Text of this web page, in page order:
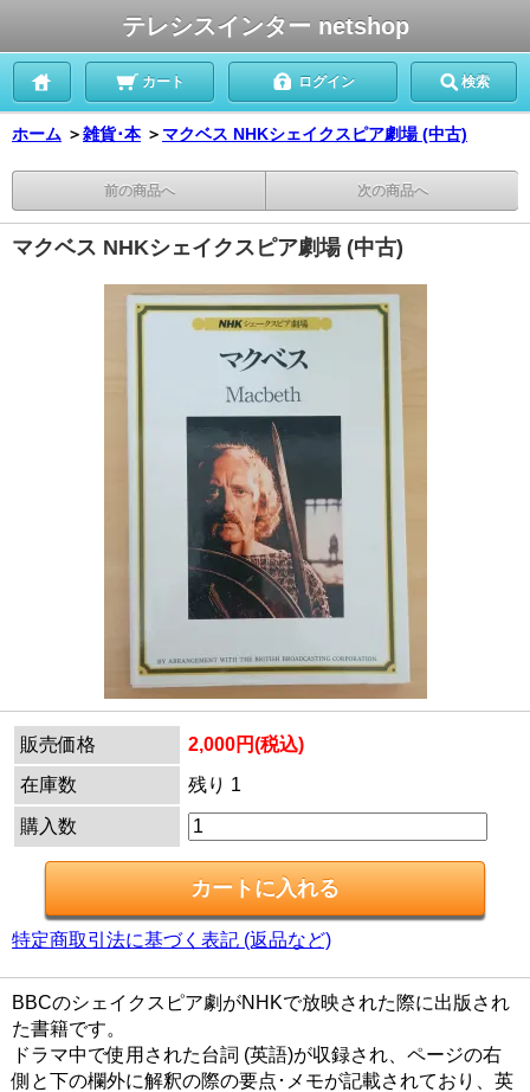
テレシスインター netshop
カート ログイン 検索
ホーム ＞雑貨･本 ＞ マクベス NHKシェイクスピア劇場 (中古)
前の商品へ 次の商品へ
マクベス NHKシェイクスピア劇場 (中古)
販売価格
2,000円(税込)
在庫数
残り 1
購入数
特定商取引法に基づく表記 (返品など)
BBCのシェイクスピア劇がNHKで放映された際に出版され
た書籍です。
ドラマ中で使用された台詞 (英語)が収録され、ページの右
側と下の欄外に解釈の際の要点･メモが記載されており、英